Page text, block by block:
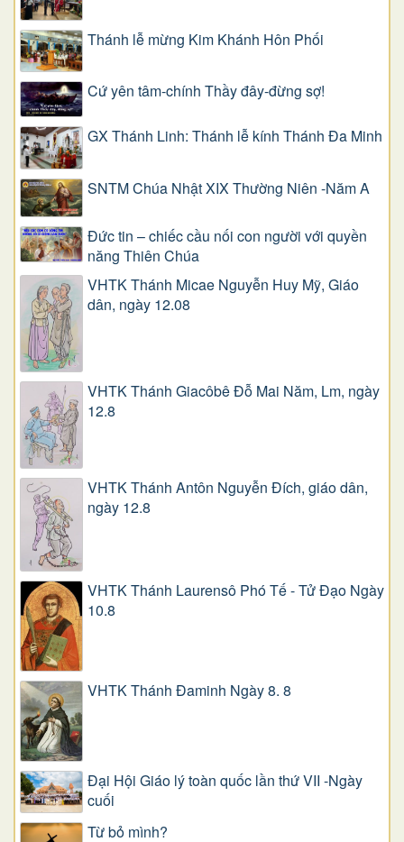
Thánh lễ mừng Kim Khánh Hôn Phối
Cứ yên tâm-chính Thầy đây-đừng sợ!
GX Thánh Linh: Thánh lễ kính Thánh Đa Minh
SNTM Chúa Nhật XIX Thường Niên -Năm A
Đức tin – chiếc cầu nối con người với quyền
năng Thiên Chúa
VHTK Thánh Micae Nguyễn Huy Mỹ, Giáo
dân, ngày 12.08
VHTK Thánh Giacôbê Ðỗ Mai Năm, Lm, ngày
12.8
VHTK Thánh Antôn Nguyễn Ðích, giáo dân,
ngày 12.8
VHTK Thánh Laurensô Phó Tế - Tử Đạo Ngày
10.8
VHTK Thánh Đaminh Ngày 8. 8
Đại Hội Giáo lý toàn quốc lần thứ VII -Ngày
cuối
Từ bỏ mình?